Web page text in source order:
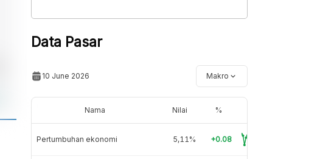
Data Pasar
10 June 2026 Makro
Nama Nilai %
Pertumbuhan ekonomi 5,11% +0.08